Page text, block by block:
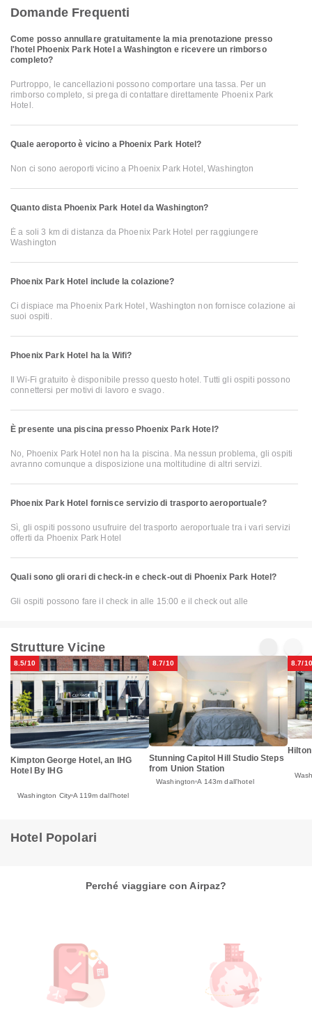
Domande Frequenti
Come posso annullare gratuitamente la mia prenotazione presso
l'hotel Phoenix Park Hotel a Washington e ricevere un rimborso
completo?
Purtroppo, le cancellazioni possono comportare una tassa. Per un
rimborso completo, si prega di contattare direttamente Phoenix Park
Hotel.
Quale aeroporto è vicino a Phoenix Park Hotel?
Non ci sono aeroporti vicino a Phoenix Park Hotel, Washington
Quanto dista Phoenix Park Hotel da Washington?
È a soli 3 km di distanza da Phoenix Park Hotel per raggiungere
Washington
Phoenix Park Hotel include la colazione?
Ci dispiace ma Phoenix Park Hotel, Washington non fornisce colazione ai
suoi ospiti.
Phoenix Park Hotel ha la Wifi?
Il Wi-Fi gratuito è disponibile presso questo hotel. Tutti gli ospiti possono
connettersi per motivi di lavoro e svago.
È presente una piscina presso Phoenix Park Hotel?
No, Phoenix Park Hotel non ha la piscina. Ma nessun problema, gli ospiti
avranno comunque a disposizione una moltitudine di altri servizi.
Phoenix Park Hotel fornisce servizio di trasporto aeroportuale?
Sì, gli ospiti possono usufruire del trasporto aeroportuale tra i vari servizi
offerti da Phoenix Park Hotel
Quali sono gli orari di check-in e check-out di Phoenix Park Hotel?
Gli ospiti possono fare il check in alle 15:00 e il check out alle
Strutture Vicine
8.5/10
Kimpton George Hotel, an IHG
Hotel By IHG
Washington City A 119m dall'hotel
8.7/10
Stunning Capitol Hill Studio Steps
from Union Station
Washington A 143m dall'hotel
8.7/10
Hotel Popolari
Perché viaggiare con Airpaz?